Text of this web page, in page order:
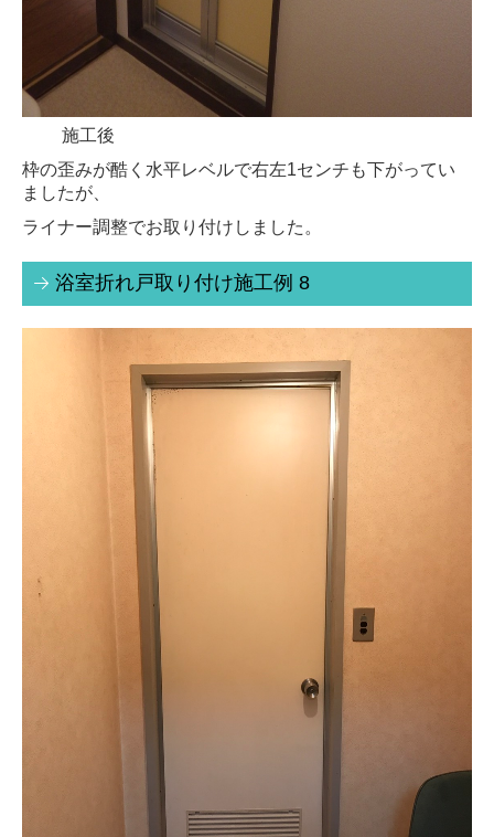
エコガラス（スペーシア）
内窓
内窓 プラストサッシ
サッシカバー工法
窓フィルム・ダイノック施工
手すり・ベランダ手すり
防犯ガラス
防犯面格子
集合住宅エントランス リニューアル工事
宅配BOX・集合ポスト
施工後
枠の歪みが酷く水平レベルで右左1センチも下がってい
ましたが、
ライナー調整でお取り付けしました。
浴室折れ戸取り付け施工例 8